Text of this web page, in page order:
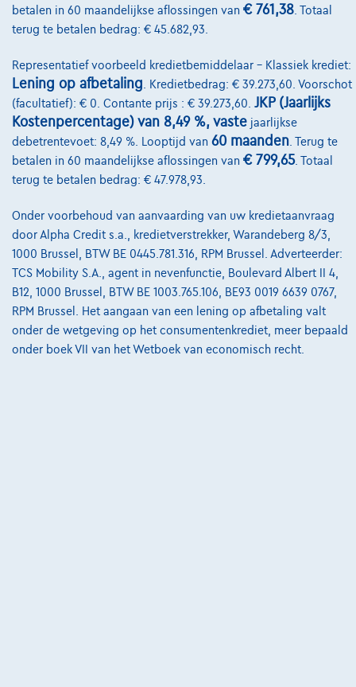
betalen in 60 maandelijkse aflossingen van € 761,38 . Totaal
terug te betalen bedrag: € 45.682,93.
Representatief voorbeeld kredietbemiddelaar – Klassiek krediet:
Lening op afbetaling . Kredietbedrag: € 39.273,60. Voorschot
(facultatief): € 0. Contante prijs : € 39.273,60. JKP (Jaarlijks
Kostenpercentage) van 8,49 %, vaste jaarlijkse
debetrentevoet: 8,49 %. Looptijd van 60 maanden . Terug te
betalen in 60 maandelijkse aflossingen van € 799,65. Totaal
terug te betalen bedrag: € 47.978,93.
Onder voorbehoud van aanvaarding van uw kredietaanvraag
door Alpha Credit s.a., kredietverstrekker, Warandeberg 8/3,
1000 Brussel, BTW BE 0445.781.316, RPM Brussel. Adverteerder:
TCS Mobility S.A., agent in nevenfunctie, Boulevard Albert II 4,
B12, 1000 Brussel, BTW BE 1003.765.106, BE93 0019 6639 0767,
RPM Brussel. Het aangaan van een lening op afbetaling valt
onder de wetgeving op het consumentenkrediet, meer bepaald
onder boek VII van het Wetboek van economisch recht.
Wie zijn we
Onze dealers
Onze partners
Onze team
Contact
@2024 TCS Mobility SA/NV Copyright
Algemene Voorwaarden
Bijstandsvoorwaarden
Privacyverklaring